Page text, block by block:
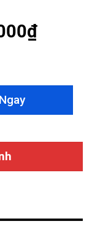
₫
Chính Hãng